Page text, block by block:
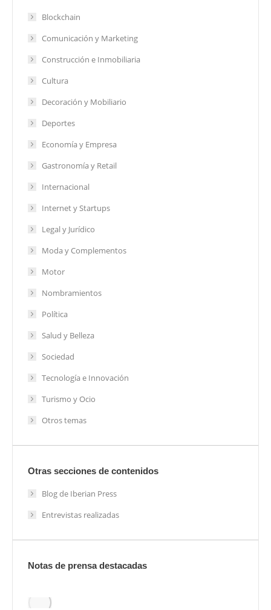
Blockchain
Comunicación y Marketing
Construcción e Inmobiliaria
Cultura
Decoración y Mobiliario
Deportes
Economía y Empresa
Gastronomía y Retail
Internacional
Internet y Startups
Legal y Jurídico
Moda y Complementos
Motor
Nombramientos
Política
Salud y Belleza
Sociedad
Tecnología e Innovación
Turismo y Ocio
Otros temas
Otras secciones de contenidos
Blog de Iberian Press
Entrevistas realizadas
Notas de prensa destacadas